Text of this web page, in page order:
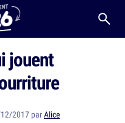
jouent
2017 parAlice